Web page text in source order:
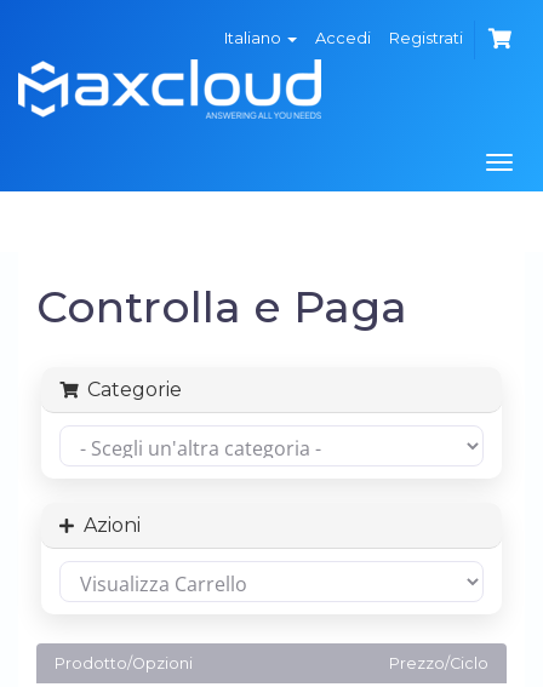
Italiano Accedi Registrati
Controlla e Paga
Categorie
Azioni
Prodotto/Opzioni Prezzo/Ciclo